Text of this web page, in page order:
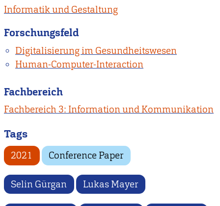
Informatik und Gestaltung
Forschungsfeld
Digitalisierung im Gesundheitswesen
Human-Computer-Interaction
Fachbereich
Fachbereich 3: Information und Kommunikation
Tags
2021 Conference Paper
Selin Gürgan Lukas Mayer